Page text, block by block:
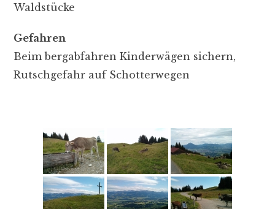
Waldstücke
Gefahren
Beim bergabfahren Kinderwägen sichern,
Rutschgefahr auf Schotterwegen